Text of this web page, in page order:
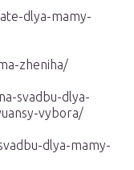
dlya-mamy-
zheniha/
svadbu-dlya-
vybora/
dlya-mamy-